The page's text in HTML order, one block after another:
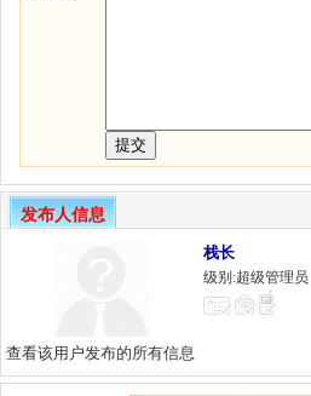
发布人信息
栈长
级别:超级管理员
查看该用户发布的所有信息